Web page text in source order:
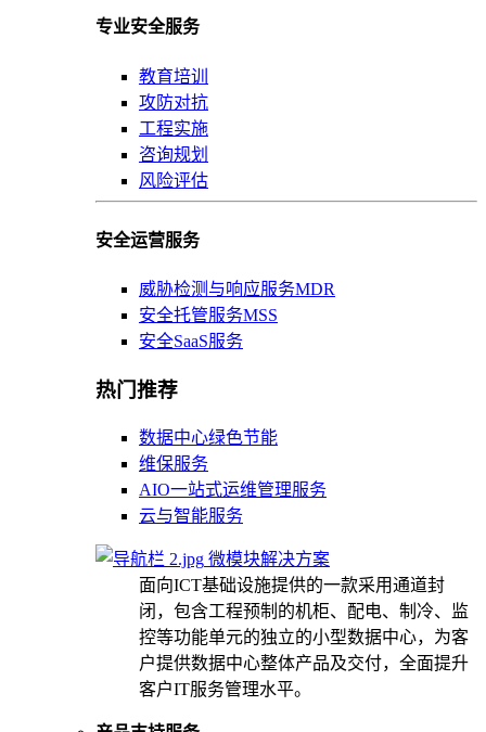
专业安全服务
教育培训
攻防对抗
工程实施
咨询规划
风险评估
安全运营服务
威胁检测与响应服务MDR
安全托管服务MSS
安全SaaS服务
热门推荐
数据中心绿色节能
维保服务
AIO一站式运维管理服务
云与智能服务
微模块解决方案
面向ICT基础设施提供的一款采用通道封
闭，包含工程预制的机柜、配电、制冷、监
控等功能单元的独立的小型数据中心，为客
户提供数据中心整体产品及交付，全面提升
客户IT服务管理水平。